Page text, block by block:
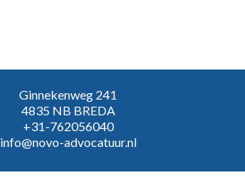
Ginnekenweg 241
4835 NB BREDA
+31-762056040
info@novo-advocatuur.nl